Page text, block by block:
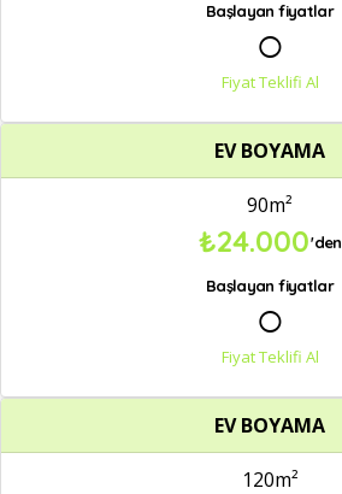
Başlayan fiyatlar
○
Fiyat Teklifi Al
EV BOYAMA
90m²
₺24.000'den
Başlayan fiyatlar
○
Fiyat Teklifi Al
EV BOYAMA
120m²